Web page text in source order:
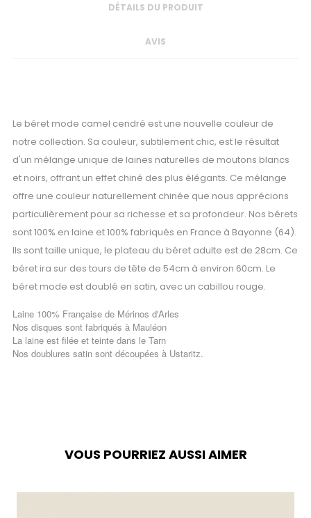
DÉTAILS DU PRODUIT
AVIS
Le béret mode camel cendré est une nouvelle couleur de
notre collection. Sa couleur, subtilement chic, est le résultat
d'un mélange unique de laines naturelles de moutons blancs
et noirs, offrant un effet chiné des plus élégants. Ce mélange
offre une couleur naturellement chinée que nous apprécions
particulièrement pour sa richesse et sa profondeur. Nos bérets
sont 100% en laine et 100% fabriqués en France à Bayonne (64).
Ils sont taille unique, le plateau du béret adulte est de 28cm. Ce
béret ira sur des tours de tête de 54cm à environ 60cm. Le
béret mode est doublé en satin, avec un cabillou rouge.
Laine 100% Française de Mérinos d'Arles
Nos disques sont fabriqués à Mauléon
La laine est filée et teinte dans le Tarn
Nos doublures satin sont découpées à Ustaritz.
VOUS POURRIEZ AUSSI AIMER